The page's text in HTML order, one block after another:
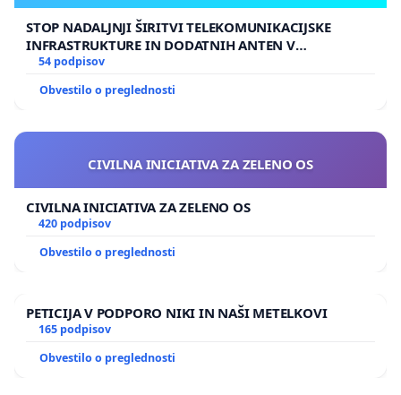
medgeneracijski dialog.
10. Center za mlade, ki bo omogočal razvoj in druženje
mladih ter deloval kot glas za naslavljanje izzivov, s
kmetijah.
12. Načrtni razvoj in krepitev potencialov lokalnega
13. Učinkovito črpanje evropskih sredstev za občinske
razvojne projekte in investicije.
STOP NADALJNJI ŠIRITVI TELEKOMUNIKACIJSKE
INFRASTRUKTURE IN DODATNIH ANTEN V
GRADIŠČAKU
54 podpisov
Obvestilo o preglednosti
CIVILNA INICIATIVA ZA ZELENO OS
CIVILNA INICIATIVA ZA ZELENO OS
420 podpisov
Obvestilo o preglednosti
PETICIJA V PODPORO NIKI IN NAŠI METELKOVI
165 podpisov
Obvestilo o preglednosti